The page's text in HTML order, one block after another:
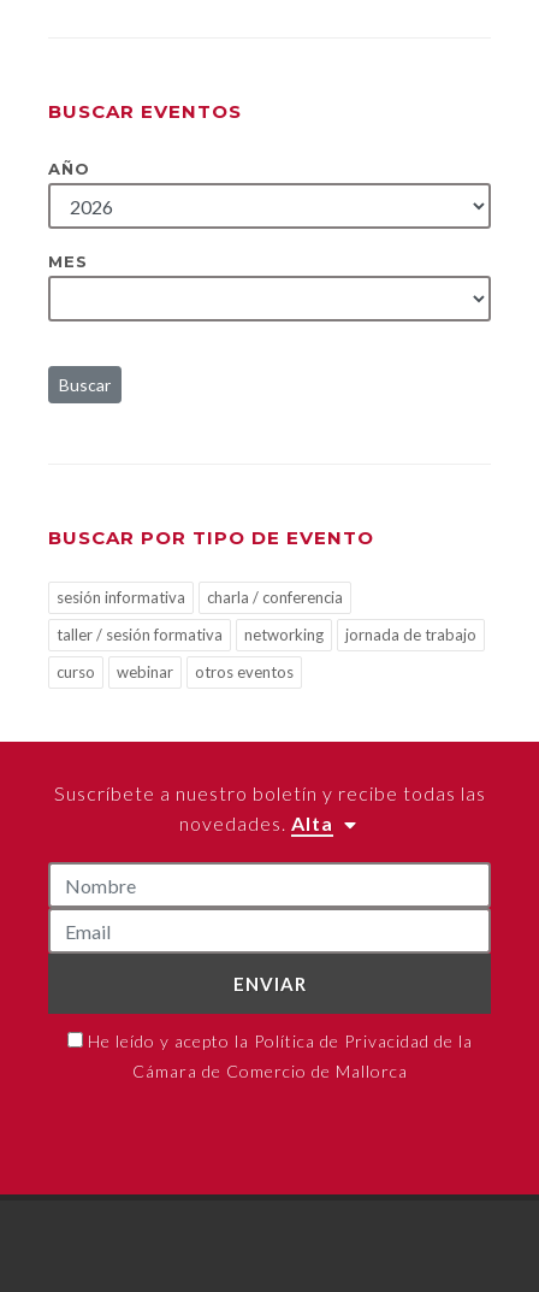
BUSCAR EVENTOS
AÑO
MES
Buscar
BUSCAR POR TIPO DE EVENTO
sesión informativa
charla / conferencia
taller / sesión formativa
networking
jornada de trabajo
curso
webinar otros eventos
Suscríbete a nuestro boletín y recibe todas las
novedades. Alta
ENVIAR
He leído y acepto la Política de Privacidad de la
Cámara de Comercio de Mallorca